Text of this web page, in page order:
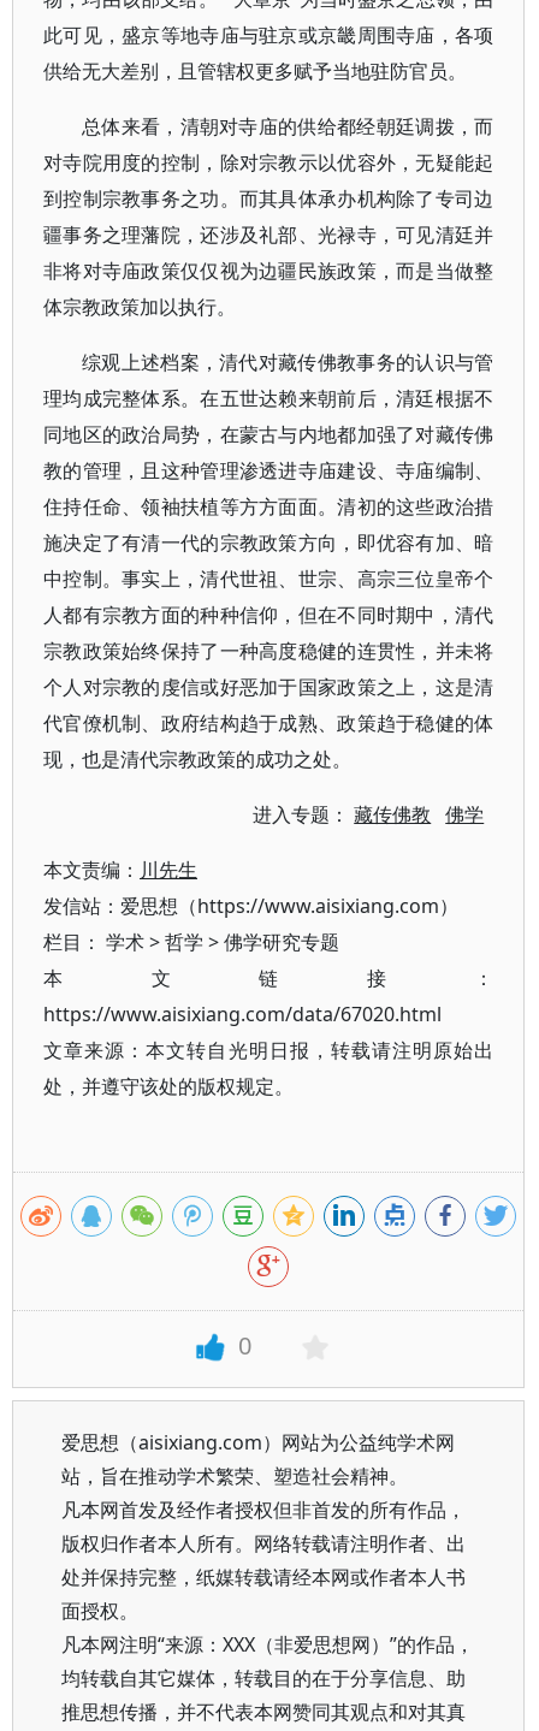
此可见，盛京等地寺庙与驻京或京畿周围寺庙，各项
供给无大差别，且管辖权更多赋予当地驻防官员。
总体来看，清朝对寺庙的供给都经朝廷调拨，而
对寺院用度的控制，除对宗教示以优容外，无疑能起
到控制宗教事务之功。而其具体承办机构除了专司边
疆事务之理藩院，还涉及礼部、光禄寺，可见清廷并
非将对寺庙政策仅仅视为边疆民族政策，而是当做整
体宗教政策加以执行。
综观上述档案，清代对藏传佛教事务的认识与管
理均成完整体系。在五世达赖来朝前后，清廷根据不
同地区的政治局势，在蒙古与内地都加强了对藏传佛
教的管理，且这种管理渗透进寺庙建设、寺庙编制、
住持任命、领袖扶植等方方面面。清初的这些政治措
施决定了有清一代的宗教政策方向，即优容有加、暗
中控制。事实上，清代世祖、世宗、高宗三位皇帝个
人都有宗教方面的种种信仰，但在不同时期中，清代
宗教政策始终保持了一种高度稳健的连贯性，并未将
个人对宗教的虔信或好恶加于国家政策之上，这是清
代官僚机制、政府结构趋于成熟、政策趋于稳健的体
现，也是清代宗教政策的成功之处。
进入专题：藏传佛教 佛学
本文责编： 川先生
发信站：爱思想（https://www.aisixiang.com）
栏目： 学术>哲学 >佛学研究专题
本文链接：
https://www.aisixiang.com/data/67020.html
文章来源：本文转自光明日报，转载请注明原始出
处，并遵守该处的版权规定。
0
爱思想（aisixiang.com）网站为公益纯学术网
站，旨在推动学术繁荣、塑造社会精神。
凡本网首发及经作者授权但非首发的所有作品，
版权归作者本人所有。网络转载请注明作者、出
处并保持完整，纸媒转载请经本网或作者本人书
面授权。
凡本网注明“来源：XXX（非爱思想网）”的作品，
均转载自其它媒体，转载目的在于分享信息、助
推思想传播，并不代表本网赞同其观点和对其真